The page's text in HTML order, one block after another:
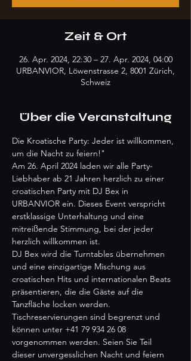
Zeit & Ort
26. Apr. 2024, 22:30 – 27. Apr. 2024, 04:00
URBANVIOR, Löwenstrasse 2, 8001 Zürich,
Schweiz
Über die Veranstaltung
Die Kroatische Party: Jeder ist willkommen,
um die Nacht zu feiern!"
Am 26. April 2024 laden wir alle Party-
Liebhaber ab 21 Jahren herzlich zu einer
croatischen Party mit DJ Bex in
URBANVIOR ein. Dieses Event verspricht
erstklassige Unterhaltung und eine
mitreißende Stimmung, bei der jeder
herzlich willkommen ist.
DJ Bex wird die Turntables übernehmen
und eine einzigartige Mischung aus
croatischen Hits und internationalen Beats
präsentieren, die die Gäste auf die
Tanzfläche locken werden.
Tischreservierungen sind begrenzt und
können unter +41 79 934 26 08
vorgenommen werden. Seien Sie Teil
dieser unvergesslichen Nacht und feiern